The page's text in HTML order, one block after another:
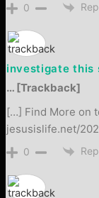
0
investigate this
… [Trackback]
[…] Find More on
jesusislife.net/
0